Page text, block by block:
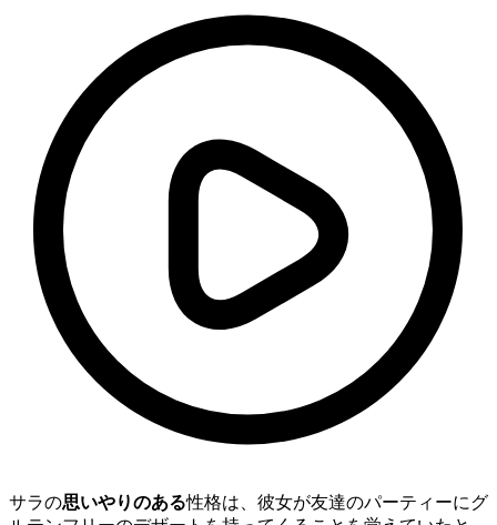
サラの思いやりのある性格は、彼女が友達のパーティーにグ